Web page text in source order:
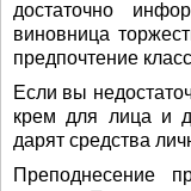
достаточно
виновница
предпочтение
Если вы
крем для лица и
дарят средства
Преподнесение